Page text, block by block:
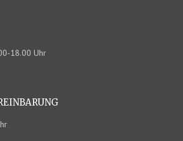
18.00 Uhr